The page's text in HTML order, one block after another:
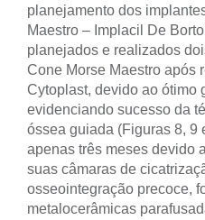
planejamento dos
Maestro – Implacil De
planejados e realizados
Cone Morse Maestro após
Cytoplast, devido ao ótimo
evidenciando sucesso da
óssea guiada (Figuras 8, 9
apenas três meses devido
suas câmaras de
osseointegração precoce,
metalocerâmicas